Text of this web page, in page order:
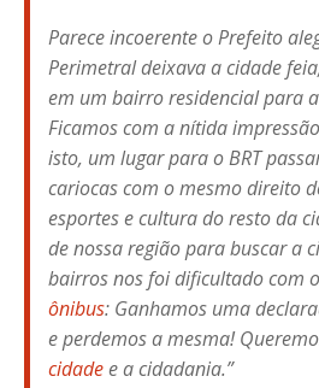
Parece incoerente o Prefeito
Perimetral deixava a cidade
em um bairro residencial para a
Ficamos com a nítida
isto, um lugar para o BRT
cariocas com o mesmo direito
esportes e cultura do resto da
de nossa região para buscar a
bairros nos foi dificultado com
ônibus: Ganhamos uma
e perdemos a mesma!
cidadee a cidadania.”